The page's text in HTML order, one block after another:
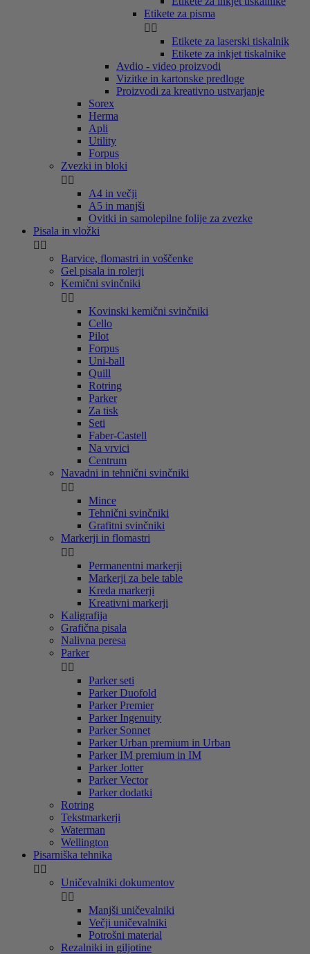
Etikete za pisma
 
Etikete za laserski tiskalnik
Etikete za inkjet tiskalnike
Avdio - video proizvodi
Vizitke in kartonske predloge
Proizvodi za kreativno ustvarjanje
Sorex
Herma
Apli
Utility
Forpus
Zvezki in bloki
 
A4 in večji
A5 in manjši
Ovitki in samolepilne folije za zvezke
Pisala in vložki
 
Barvice, flomastri in voščenke
Gel pisala in rolerji
Kemični svinčniki
 
Kovinski kemični svinčniki
Cello
Pilot
Forpus
Uni-ball
Quill
Rotring
Parker
Za tisk
Seti
Faber-Castell
Na vrvici
Centrum
Navadni in tehnični svinčniki
 
Mince
Tehnični svinčniki
Grafitni svinčniki
Markerji in flomastri
 
Permanentni markerji
Markerji za bele table
Kreda markerji
Kreativni markerji
Kaligrafija
Grafična pisala
Nalivna peresa
Parker
 
Parker seti
Parker Duofold
Parker Premier
Parker Ingenuity
Parker Sonnet
Parker Urban premium in Urban
Parker IM premium in IM
Parker Jotter
Parker Vector
Parker dodatki
Rotring
Tekstmarkerji
Waterman
Wellington
Pisarniška tehnika
 
Uničevalniki dokumentov
 
Manjši uničevalniki
Večji uničevalniki
Potrošni material
Rezalniki in giljotine